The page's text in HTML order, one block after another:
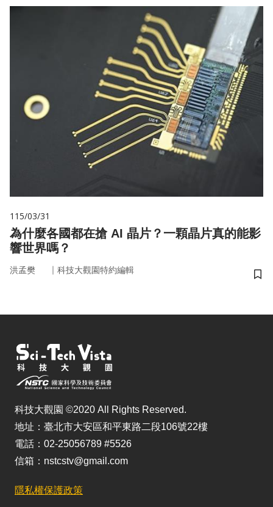
115/03/31
為什麼各國都在搶 AI 晶片？一顆晶片真的能影
響世界嗎？
洪孟樊 ｜ 科技大觀園特約編輯
儲
科技大觀園 ©2020 All Rights Reserved.
地址：臺北市大安區和平東路二段106號22樓
電話：02-25056789 #5526
信箱：nstcstv@gmail.com
隱私權保護政策